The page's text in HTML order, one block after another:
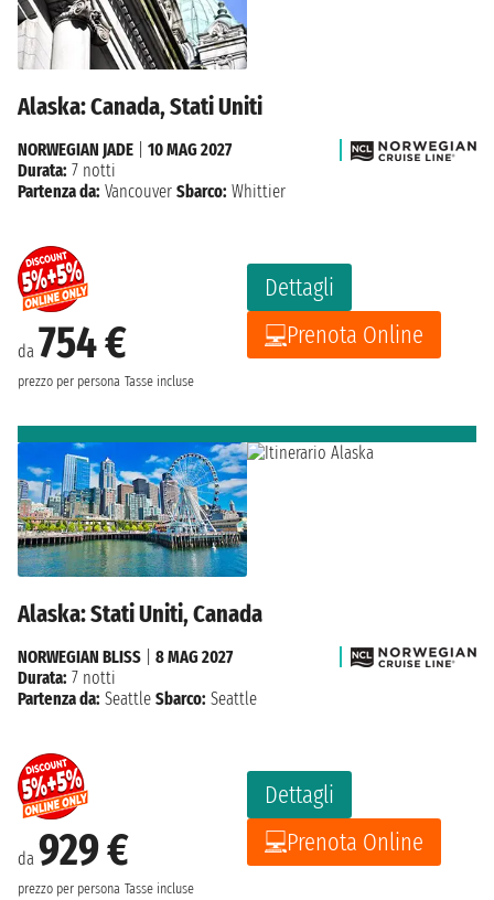
Alaska: Canada, Stati Uniti
da 754 €
prezzo per persona Tasse incluse
Dettagli
Prenota Online
NORWEGIAN JADE
10 MAG 2027
Durata: 7 notti
Partenza da: Vancouver Sbarco: Whittier
Alaska: Stati Uniti, Canada
da 929 €
prezzo per persona Tasse incluse
Dettagli
Prenota Online
NORWEGIAN BLISS
8 MAG 2027
Durata: 7 notti
Partenza da: Seattle Sbarco: Seattle